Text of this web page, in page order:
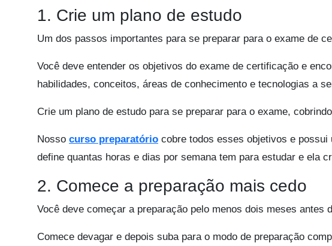
1. Crie um plano de estudo
Um dos passos importantes para se preparar para o exame de
Você deve entender os objetivos do exame de certificação e
habilidades, conceitos, áreas de conhecimento e tecnologias a
Crie um plano de estudo para se preparar para o exame,
Nosso curso preparatório cobre todos esses objetivos e possui
define quantas horas e dias por semana tem para estudar e ela
2. Comece a preparação mais cedo
Você deve começar a preparação pelo menos dois meses antes
Comece devagar e depois suba para o modo de preparação